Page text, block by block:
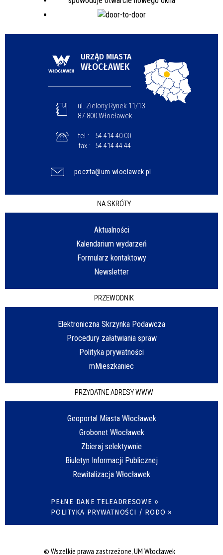
URZĄD MIASTA
WŁOCŁAWEK
ul. Zielony Rynek 11/13
87-800 Włocławek
tel.:
54 414 40 00
fax.:
54 414 44 44
poczta@um.wloclawek.pl
NA SKRÓTY
Aktualności
Kalendarium wydarzeń
Formularz kontaktowy
Newsletter
PRZEWODNIK
Elektroniczna Skrzynka Podawcza
Procedury załatwiania spraw
Polityka prywatności
mMieszkaniec
PRZYDATNE ADRESY WWW
Geoportal Miasta Włocławek
Grobonet Włocławek
Zbieraj selektywnie
Biuletyn Informacji Publicznej
Rewitalizacja Włocławek
PEŁNE DANE TELEADRESOWE »
POLITYKA PRYWATNOŚCI / RODO »
© Wszelkie prawa zastrzeżone, UM Włocławek